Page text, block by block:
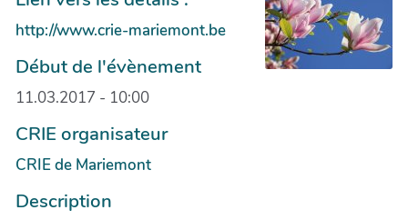
http://www.crie-mariemont.be
Début de l'évènement
11.03.2017 - 10:00
CRIE organisateur
CRIE de Mariemont
Description